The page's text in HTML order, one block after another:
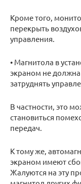
Кроме того,
перекрыть
управления.
• Магнитола в
экраном не должна
затруднять
В частности, это
становиться
передач.
К тому же,
экраном имеют
Жалуются на эту